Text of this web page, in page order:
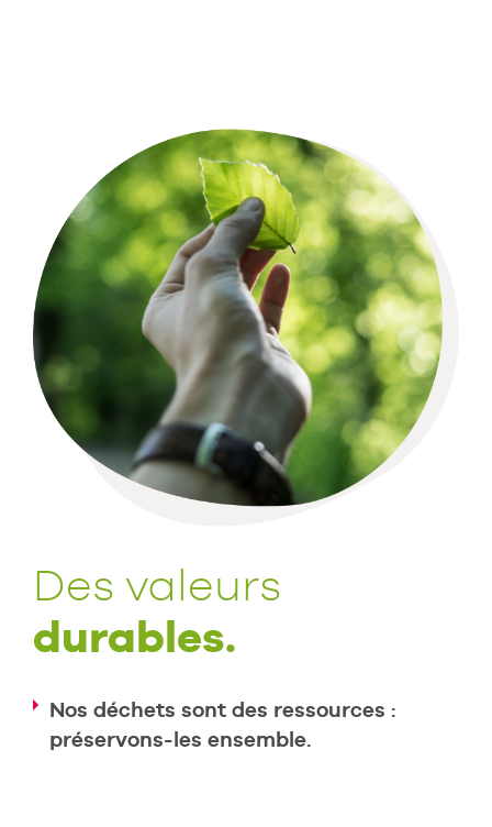
Des valeurs
durables.
Nos déchets sont des ressources :
préservons-les ensemble.